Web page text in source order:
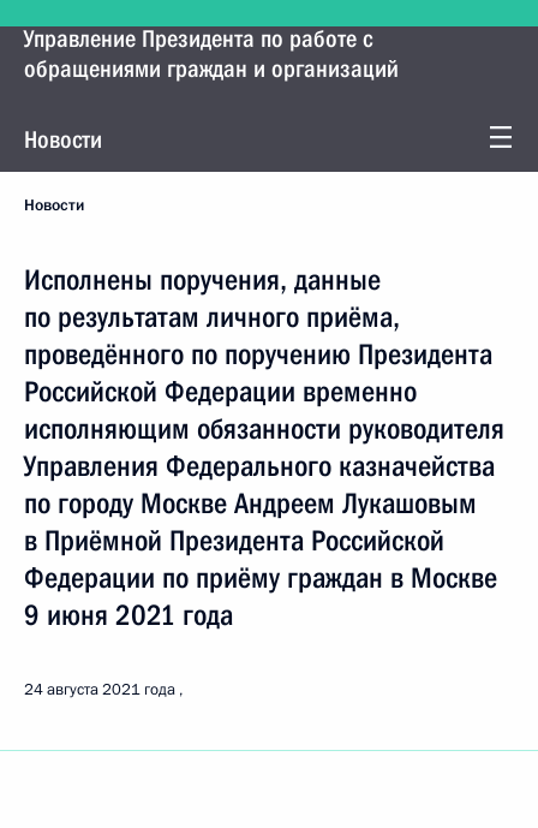
Управление Президента по работе с
обращениями граждан и организаций
Новости
Новости
Исполнены поручения, данные
по результатам личного приёма,
проведённого по поручению Президента
Российской Федерации временно
исполняющим обязанности руководителя
Управления Федерального казначейства
по городу Москве Андреем Лукашовым
в Приёмной Президента Российской
Федерации по приёму граждан в Москве
9 июня 2021 года
24 августа 2021 года